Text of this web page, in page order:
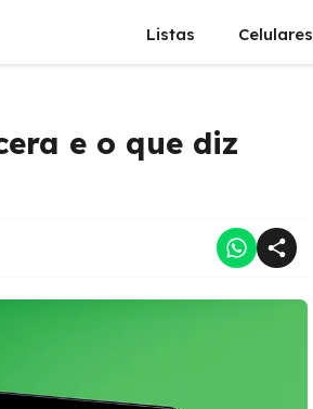
Listas Celulares
e o que diz